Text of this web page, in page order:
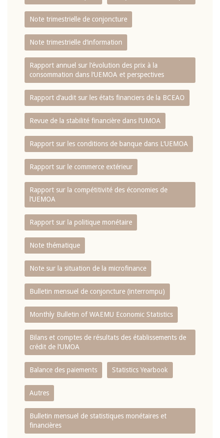
Note trimestrielle de conjoncture
Note trimestrielle d‘information
Rapport annuel sur l‘évolution des prix à la
consommation dans l‘UEMOA et perspectives
Rapport d‘audit sur les états financiers de la BCEAO
Revue de la stabilité financière dans l‘UMOA
Rapport sur les conditions de banque dans L‘UEMOA
Rapport sur le commerce extérieur
Rapport sur la compétitivité des économies de
l‘UEMOA
Rapport sur la politique monétaire
Note thématique
Note sur la situation de la microfinance
Bulletin mensuel de conjoncture (interrompu)
Monthly Bulletin of WAEMU Economic Statistics
Bilans et comptes de résultats des établissements de
crédit de l‘UMOA
Balance des paiements Statistics Yearbook
Autres
Bulletin mensuel de statistiques monétaires et
financières